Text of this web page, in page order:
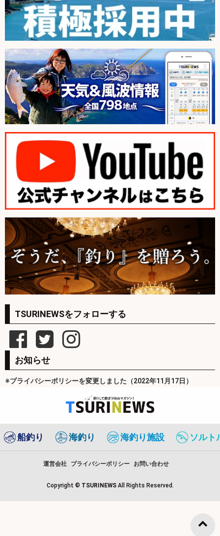
TSURINEWSをフォローする
お知らせ
※プライバシーポリシーを変更しました（2022年11月17日）
船釣り 海釣り 海釣り施設 ソルト
運営会社 プライバシーポリシー お問い合わせ
Copyright © TSURINEWS All Rights Reserved.